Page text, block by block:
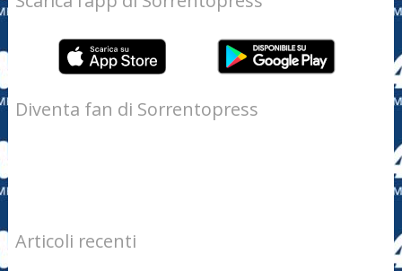
Diventa fan di Sorrentopress
Articoli recenti